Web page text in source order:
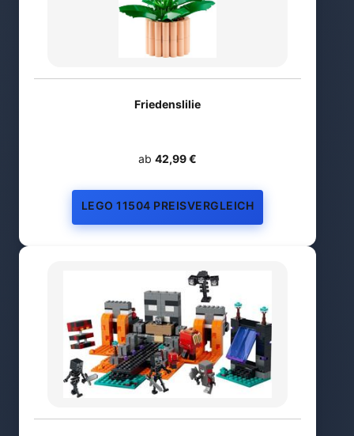
Friedenslilie
ab 42,99 €
LEGO 11504 PREISVERGLEICH